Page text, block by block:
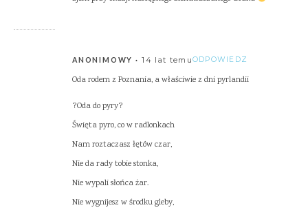
ANONIMOWY 14 lat temuODPOWIEDZ
Oda rodem z Poznania, a właściwie z dni pyrlandii
?Oda do pyry?
Święta pyro, co w radlonkach
Nam roztaczasz łętów czar,
Nie da rady tobie stonka,
Nie wypali słońca żar.
Nie wygnijesz w środku gleby,